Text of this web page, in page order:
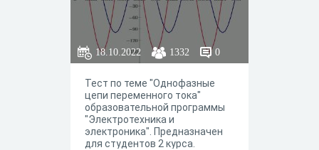
18.10.2022 1332 0
Тест по теме "Однофазные
цепи переменного тока"
образовательной программы
"Электротехника и
электроника". Предназначен
для студентов 2 курса.